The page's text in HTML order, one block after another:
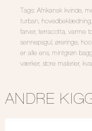
Tags: Afrikansk kvinde,
turban,
farver, terracotta, varme
sennepsgul, øreringe,
er alle ens, mintgrøn
værker, store malerier,
ANDRE